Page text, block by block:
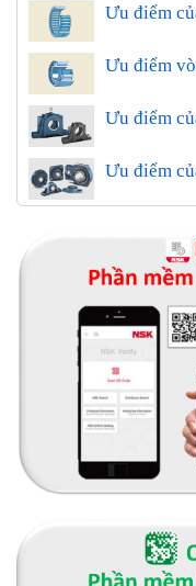
Ưu điểm
Ưu điểm
Ưu điểm
Ưu điểm